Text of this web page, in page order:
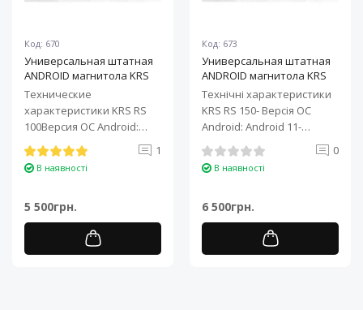
Код: 670
Универсальная штатная
ANDROID магнитола KRS
RS 100 9" 1/32 GB
Технические
характеристики KRS RS
100Версия ОС Android:
Android 11Процессор: 4-
ядерный ARM Cortex-A7..
1
В наявності
5 500грн.
Код: 673
Универсальная штатная
ANDROID магнитола KRS
RS 150 10" 2/32 GB
Технічні характеристики
KRS RS 150- Версія ОС
Android: Android 11-
Процесор: 4-ядерний ARM
Cortex-A7..
0
В наявності
6 500грн.